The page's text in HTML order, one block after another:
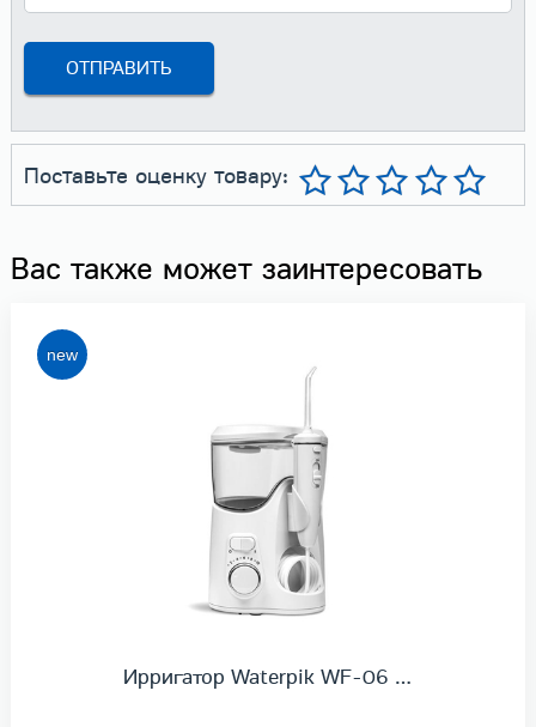
Поставьте оценку товару:
Вас также может заинтересовать
Ирригатор Waterpik WF-06 …